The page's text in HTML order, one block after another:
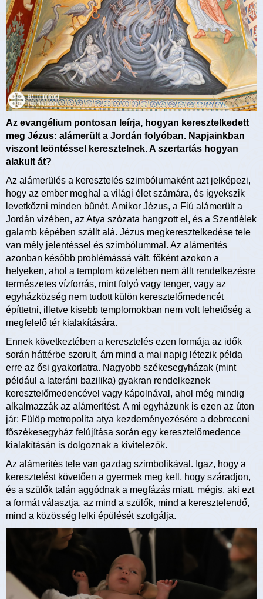
Az evangélium pontosan leírja, hogyan keresztelkedett
meg Jézus: alámerült a Jordán folyóban. Napjainkban
viszont leöntéssel keresztelnek. A szertartás hogyan
alakult át?
Az alámerülés a keresztelés szimbólumaként azt jelképezi,
hogy az ember meghal a világi élet számára, és igyekszik
levetkőzni minden bűnét. Amikor Jézus, a Fiú alámerült a
Jordán vizében, az Atya szózata hangzott el, és a Szentlélek
galamb képében szállt alá. Jézus megkeresztelkedése tele
van mély jelentéssel és szimbólummal. Az alámerítés
azonban később problémássá vált, főként azokon a
helyeken, ahol a templom közelében nem állt rendelkezésre
természetes vízforrás, mint folyó vagy tenger, vagy az
egyházközség nem tudott külön keresztelőmedencét
építtetni, illetve kisebb templomokban nem volt lehetőség a
megfelelő tér kialakítására.
Ennek következtében a keresztelés ezen formája az idők
során háttérbe szorult, ám mind a mai napig létezik példa
erre az ősi gyakorlatra. Nagyobb székesegyházak (mint
például a lateráni bazilika) gyakran rendelkeznek
keresztelőmedencével vagy kápolnával, ahol még mindig
alkalmazzák az alámerítést. A mi egyházunk is ezen az úton
jár: Fülöp metropolita atya kezdeményezésére a debreceni
főszékesegyház felújítása során egy keresztelőmedence
kialakításán is dolgoznak a kivitelezők.
Az alámerítés tele van gazdag szimbolikával. Igaz, hogy a
keresztelést követően a gyermek meg kell, hogy száradjon,
és a szülők talán aggódnak a megfázás miatt, mégis, aki ezt
a formát választja, az mind a szülők, mind a keresztelendő,
mind a közösség lelki épülését szolgálja.